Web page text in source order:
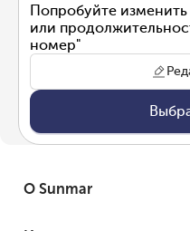
Попробуйте
или
номер"
О Sunmar